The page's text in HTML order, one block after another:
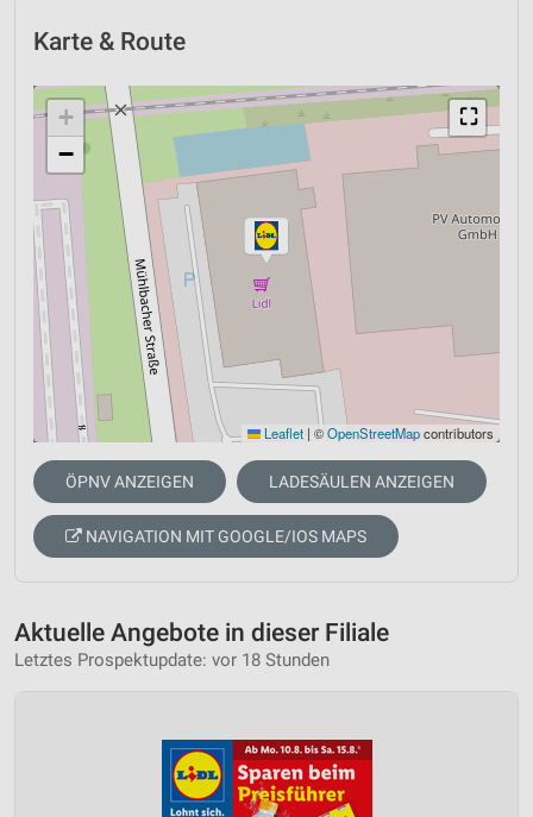
Karte & Route
⛶
+
−
Leaflet | ©OpenStreetMapcontributors
ÖPNV ANZEIGEN LADESÄULEN ANZEIGEN
NAVIGATION MIT GOOGLE/IOS MAPS
Aktuelle Angebote in dieser Filiale
Letztes Prospektupdate: vor 18 Stunden